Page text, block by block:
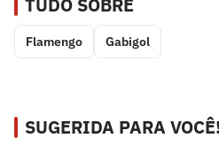
Flamengo Gabigol
SUGERIDA PARA VOCÊ!